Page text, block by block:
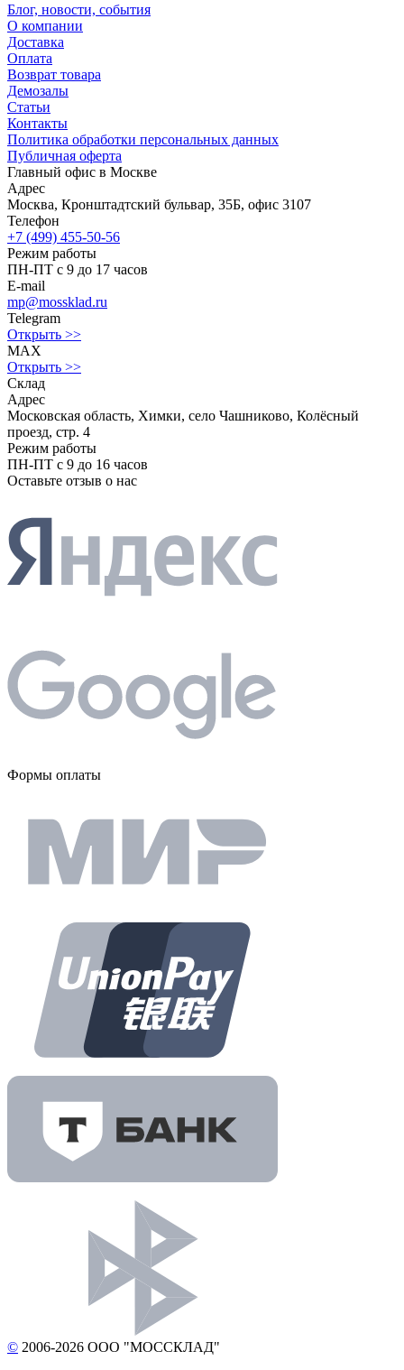
Блог, новости, события
О компании
Доставка
Оплата
Возврат товара
Демозалы
Статьи
Контакты
Политика обработки персональных данных
Публичная оферта
Главный офис в Москве
Адрес
Москва, Кронштадтский бульвар, 35Б, офис 3107
Телефон
+7 (499) 455-50-56
Режим работы
ПН-ПТ с 9 до 17 часов
E-mail
mp@mossklad.ru
Telegram
Открыть >>
MAX
Открыть >>
Склад
Адрес
Московская область, Химки, село Чашниково, Колёсный
проезд, стр. 4
Режим работы
ПН-ПТ с 9 до 16 часов
Оставьте отзыв о нас
Формы оплаты
© 2006-2026 ООО "МОССКЛАД"